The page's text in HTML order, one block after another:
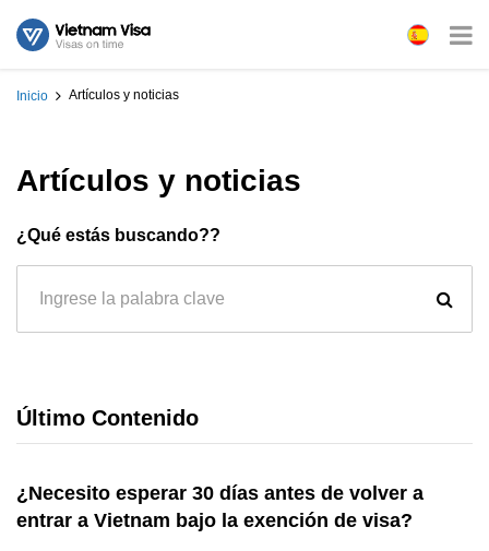
Inicio Artículos y noticias
Artículos y noticias
¿Qué estás buscando??
Último Contenido
¿Necesito esperar 30 días antes de volver a
entrar a Vietnam bajo la exención de visa?